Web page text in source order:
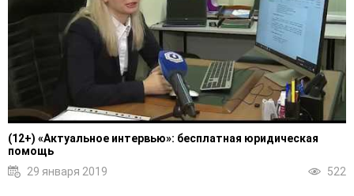
(12+) «Актуальное интервью»: бесплатная юридическая
помощь
29 января 2019
522